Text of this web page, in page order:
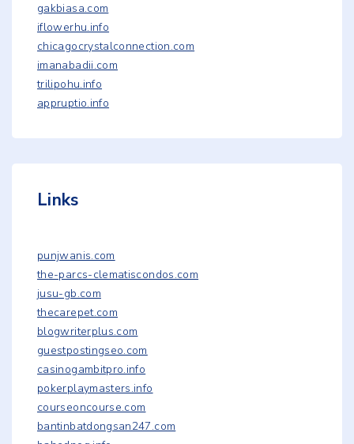
gakbiasa.com
iflowerhu.info
chicagocrystalconnection.com
imanabadii.com
trilipohu.info
appruptio.info
Links
punjwanis.com
the-parcs-clematiscondos.com
jusu-gb.com
thecarepet.com
blogwriterplus.com
guestpostingseo.com
casinogambitpro.info
pokerplaymasters.info
courseoncourse.com
bantinbatdongsan247.com